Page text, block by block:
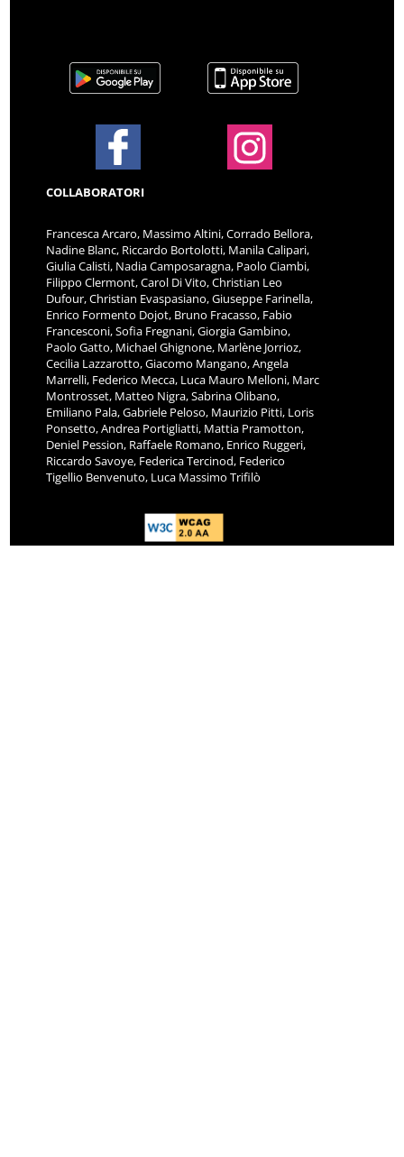
COLLABORATORI
Francesca Arcaro, Massimo Altini, Corrado Bellora,
Nadine Blanc, Riccardo Bortolotti, Manila Calipari,
Giulia Calisti, Nadia Camposaragna, Paolo Ciambi,
Filippo Clermont, Carol Di Vito, Christian Leo
Dufour, Christian Evaspasiano, Giuseppe Farinella,
Enrico Formento Dojot, Bruno Fracasso, Fabio
Francesconi, Sofia Fregnani, Giorgia Gambino,
Paolo Gatto, Michael Ghignone, Marlène Jorrioz,
Cecilia Lazzarotto, Giacomo Mangano, Angela
Marrelli, Federico Mecca, Luca Mauro Melloni, Marc
Montrosset, Matteo Nigra, Sabrina Olibano,
Emiliano Pala, Gabriele Peloso, Maurizio Pitti, Loris
Ponsetto, Andrea Portigliatti, Mattia Pramotton,
Deniel Pession, Raffaele Romano, Enrico Ruggeri,
Riccardo Savoye, Federica Tercinod, Federico
Tigellio Benvenuto, Luca Massimo Trifilò